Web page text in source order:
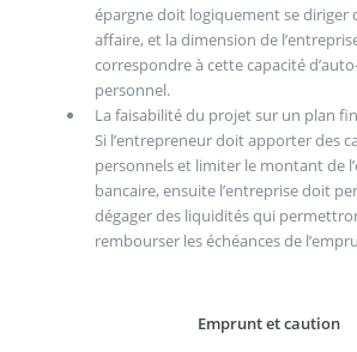
épargne doit logiquement se diriger
affaire, et la dimension de
correspondre à cette capacité
personnel.
La faisabilité du projet sur un plan
Si l’entrepreneur doit apporter des
personnels et limiter le montant de
bancaire, ensuite l’entreprise doit
dégager des liquidités qui
rembourser les échéances de
Emprunt et caution